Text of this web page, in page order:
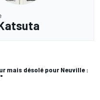
mais désolé pour Neuville :